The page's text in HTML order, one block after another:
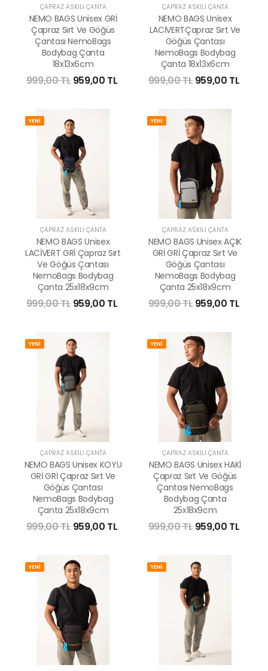
ÇAPRAZ ASKILI ÇANTA
NEMO BAGS Unisex GRİ
Çapraz Sırt Ve Göğüs
Çantası NemoBags
Bodybag Çanta
18x13x6cm
999,00 TL 959,00 TL
ÇAPRAZ ASKILI ÇANTA
NEMO BAGS Unisex
LACİVERTÇapraz Sırt Ve
Göğüs Çantası
NemoBags Bodybag
Çanta 18x13x6cm
999,00 TL 959,00 TL
YENİ
ÇAPRAZ ASKILI ÇANTA
NEMO BAGS Unisex
LACİVERT GRİ Çapraz Sırt
Ve Göğüs Çantası
NemoBags Bodybag
Çanta 25x18x9cm
999,00 TL 959,00 TL
YENİ
ÇAPRAZ ASKILI ÇANTA
NEMO BAGS Unisex AÇIK
GRİ GRİ Çapraz Sırt Ve
Göğüs Çantası
NemoBags Bodybag
Çanta 25x18x9cm
999,00 TL 959,00 TL
YENİ
ÇAPRAZ ASKILI ÇANTA
NEMO BAGS Unisex KOYU
GRİ GRİ Çapraz Sırt Ve
Göğüs Çantası
NemoBags Bodybag
Çanta 25x18x9cm
999,00 TL 959,00 TL
YENİ
ÇAPRAZ ASKILI ÇANTA
NEMO BAGS Unisex HAKİ
Çapraz Sırt Ve Göğüs
Çantası NemoBags
Bodybag Çanta
25x18x9cm
999,00 TL 959,00 TL
YENİ YENİ